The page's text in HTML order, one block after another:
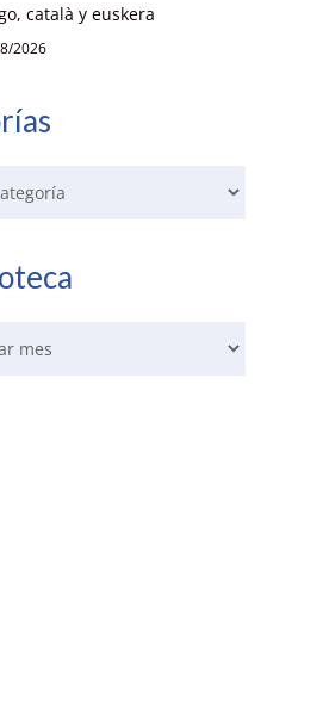
català y euskera
2026